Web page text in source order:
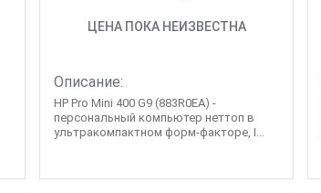
ЦЕНА ПОКА НЕИЗВЕСТНА
Описание:
HP Pro Mini 400 G9 (883R0EA) -
персональный компьютер неттоп в
ультракомпактном форм-факторе, I...